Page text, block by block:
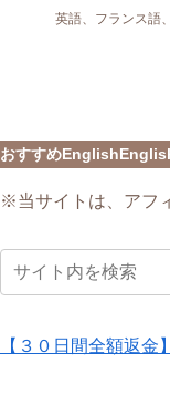
英語、フランス語
おすすめEnglish
※当サイトは、アフ
【３０日間全額返金